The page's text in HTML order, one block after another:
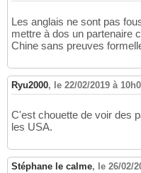
Les anglais ne sont pas
mettre à dos un partenaire
Chine sans preuves
Ryu2000, le 22/02/2019 à
C'est chouette de voir des
les USA.
Stéphane le calme, le 26/02/